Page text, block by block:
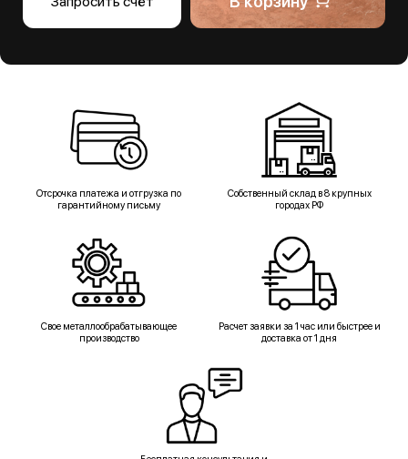
Отсрочка платежа и отгрузка по
гарантийному письму
Собственный склад в 8 крупных
городах РФ
Свое металлообрабатывающее
производство
Расчет заявки за 1 час или быстрее и
доставка от 1 дня